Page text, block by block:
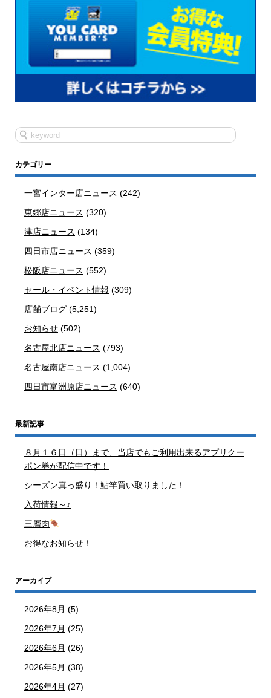
カテゴリー
一宮インター店ニュース (242)
東郷店ニュース (320)
津店ニュース (134)
四日市店ニュース (359)
松阪店ニュース (552)
セール・イベント情報 (309)
店舗ブログ (5,251)
お知らせ (502)
名古屋北店ニュース (793)
名古屋南店ニュース (1,004)
四日市富洲原店ニュース (640)
最新記事
８月１６日（日）まで、当店でもご利用出来るアプリクー
ポン券が配信中です！
シーズン真っ盛り！鮎竿買い取りました！
入荷情報～♪
三層肉
お得なお知らせ！
アーカイブ
2026年8月 (5)
2026年7月 (25)
2026年6月 (26)
2026年5月 (38)
2026年4月 (27)